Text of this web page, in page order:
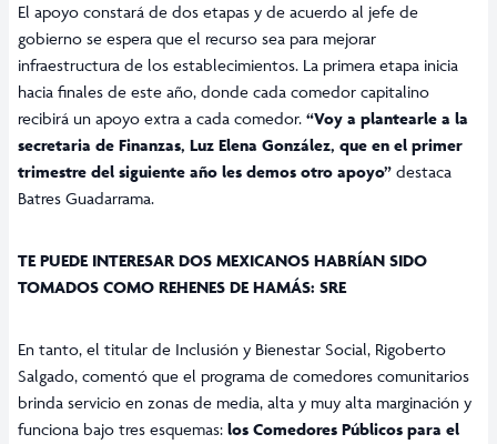
El apoyo constará de dos etapas y de acuerdo al jefe de
gobierno se espera que el recurso sea para mejorar
infraestructura de los establecimientos. La primera etapa inicia
hacia finales de este año, donde cada comedor capitalino
recibirá un apoyo extra a cada comedor. “Voy a plantearle a la
secretaria de Finanzas, Luz Elena González, que en el primer
trimestre del siguiente año les demos otro apoyo” destaca
Batres Guadarrama.
TE PUEDE INTERESAR DOS MEXICANOS HABRÍAN SIDO
TOMADOS COMO REHENES DE HAMÁS: SRE
En tanto, el titular de Inclusión y Bienestar Social, Rigoberto
Salgado, comentó que el programa de comedores comunitarios
brinda servicio en zonas de media, alta y muy alta marginación y
funciona bajo tres esquemas: los Comedores Públicos para el